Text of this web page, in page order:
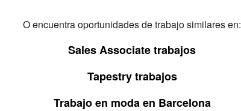
O encuentra oportunidades de trabajo similares en:
Sales Associate trabajos
Tapestry trabajos
Trabajo en moda en Barcelona